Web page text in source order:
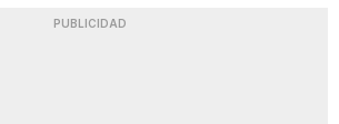
PUBLICIDAD